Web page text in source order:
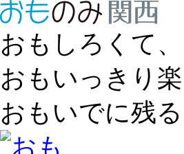
おもしろくて、
おもいっきり楽
おもいでに残る